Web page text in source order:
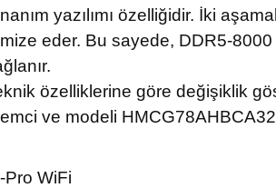
yazılımı özelliğidir. İki
eder. Bu sayede, DDR5-
özelliklerine göre değişiklik
ve modeli